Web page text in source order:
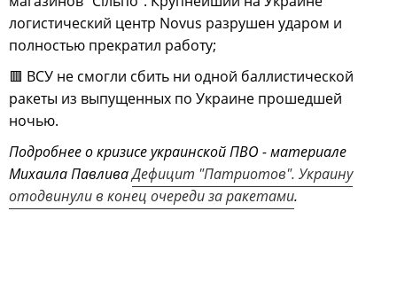
логистический центр Novus разрушен ударом и
полностью прекратил работу;
🟥 ВСУ не смогли сбить ни одной баллистической
ракеты из выпущенных по Украине прошедшей
ночью.
Подробнее о кризисе украинской ПВО - материале
Михаила ПавливаДефицит "Патриотов". Украину
отодвинули в конец очереди за ракетами.